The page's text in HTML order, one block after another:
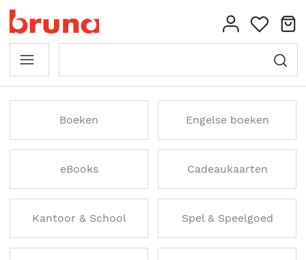
Boeken Engelse boeken
eBooks Cadeaukaarten
Kantoor & School Spel & Speelgoed